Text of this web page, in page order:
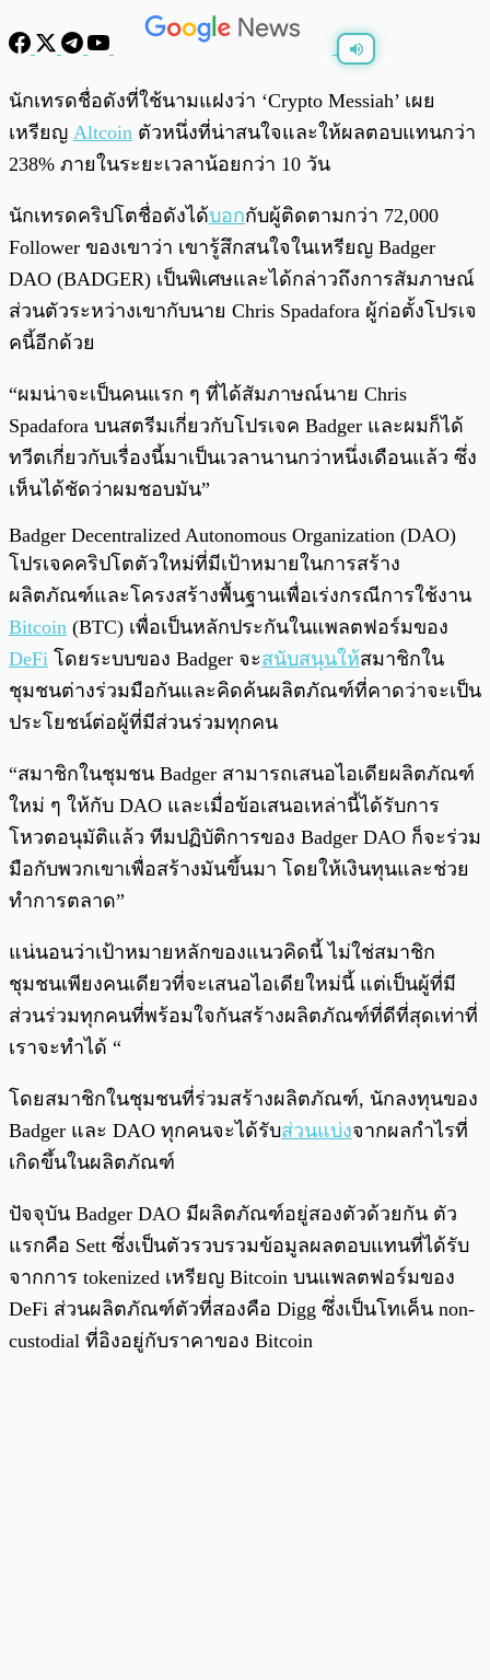
พร้อมเล่น
นักเทรดชื่อดังที่ใช้นามแฝงว่า ‘Crypto Messiah’ เผย
เหรียญ Altcoin ตัวหนึ่งที่น่าสนใจและให้ผลตอบแทนกว่า
238% ภายในระยะเวลาน้อยกว่า 10 วัน
นักเทรดคริปโตชื่อดังได้บอกกับผู้ติดตามกว่า 72,000
Follower ของเขาว่า เขารู้สึกสนใจในเหรียญ Badger
DAO (BADGER) เป็นพิเศษและได้กล่าวถึงการสัมภาษณ์
ส่วนตัวระหว่างเขากับนาย Chris Spadafora ผู้ก่อตั้งโปรเจ
คนี้อีกด้วย
“ผมน่าจะเป็นคนแรก ๆ ที่ได้สัมภาษณ์นาย Chris
Spadafora บนสตรีมเกี่ยวกับโปรเจค Badger และผมก็ได้
ทวีตเกี่ยวกับเรื่องนี้มาเป็นเวลานานกว่าหนึ่งเดือนแล้ว ซึ่ง
เห็นได้ชัดว่าผมชอบมัน”
Badger Decentralized Autonomous Organization (DAO)
โปรเจคคริปโตตัวใหม่ที่มีเป้าหมายในการสร้าง
ผลิตภัณฑ์และโครงสร้างพื้นฐานเพื่อเร่งกรณีการใช้งาน
Bitcoin (BTC) เพื่อเป็นหลักประกันในแพลตฟอร์มของ
DeFi โดยระบบของ Badger จะสนับสนุนให้สมาชิกใน
ชุมชนต่างร่วมมือกันและคิดค้นผลิตภัณฑ์ที่คาดว่าจะเป็น
ประโยชน์ต่อผู้ที่มีส่วนร่วมทุกคน
“สมาชิกในชุมชน Badger สามารถเสนอไอเดียผลิตภัณฑ์
ใหม่ ๆ ให้กับ DAO และเมื่อข้อเสนอเหล่านี้ได้รับการ
โหวตอนุมัติแล้ว ทีมปฏิบัติการของ Badger DAO ก็จะร่วม
มือกับพวกเขาเพื่อสร้างมันขึ้นมา โดยให้เงินทุนและช่วย
ทำการตลาด”
แน่นอนว่าเป้าหมายหลักของแนวคิดนี้ ไม่ใช่สมาชิก
ชุมชนเพียงคนเดียวที่จะเสนอไอเดียใหม่นี้ แต่เป็นผู้ที่มี
ส่วนร่วมทุกคนที่พร้อมใจกันสร้างผลิตภัณฑ์ที่ดีที่สุดเท่าที่
เราจะทำได้ “
โดยสมาชิกในชุมชนที่ร่วมสร้างผลิตภัณฑ์, นักลงทุนของ
Badger และ DAO ทุกคนจะได้รับส่วนแบ่งจากผลกำไรที่
เกิดขึ้นในผลิตภัณฑ์
ปัจจุบัน Badger DAO มีผลิตภัณฑ์อยู่สองตัวด้วยกัน ตัว
แรกคือ Sett ซึ่งเป็นตัวรวบรวมข้อมูลผลตอบแทนที่ได้รับ
จากการ tokenized เหรียญ Bitcoin บนแพลตฟอร์มของ
DeFi ส่วนผลิตภัณฑ์ตัวที่สองคือ Digg ซึ่งเป็นโทเค็น non-
custodial ที่อิงอยู่กับราคาของ Bitcoin